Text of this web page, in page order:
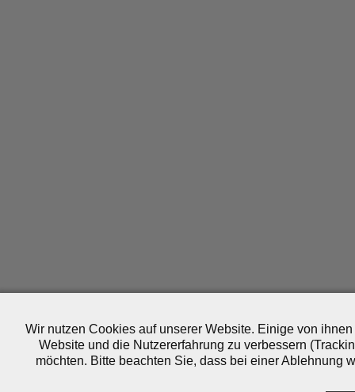
Wir nutzen Cookies auf unserer Website. Einige von
Website und die Nutzererfahrung zu verbessern
möchten. Bitte beachten Sie, dass bei einer Ablehnung